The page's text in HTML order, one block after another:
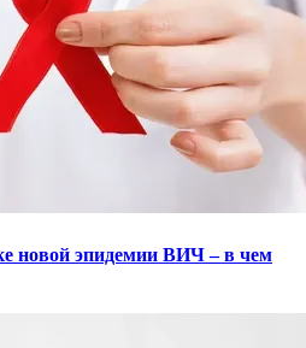
новой эпидемии ВИЧ – в чем